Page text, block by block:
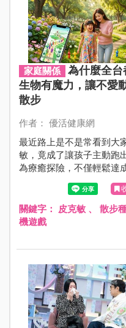
家庭關係
為什麼全
生物有魔力，讓不愛
散步
作者： 優活健康網
最近路上是不是常看到大
敏，竟成了讓孩子主動跑
為療癒探險，不僅輕鬆達
讓平凡的步行路徑，從此
關鍵字： 皮克敏、 散步
機遊戲